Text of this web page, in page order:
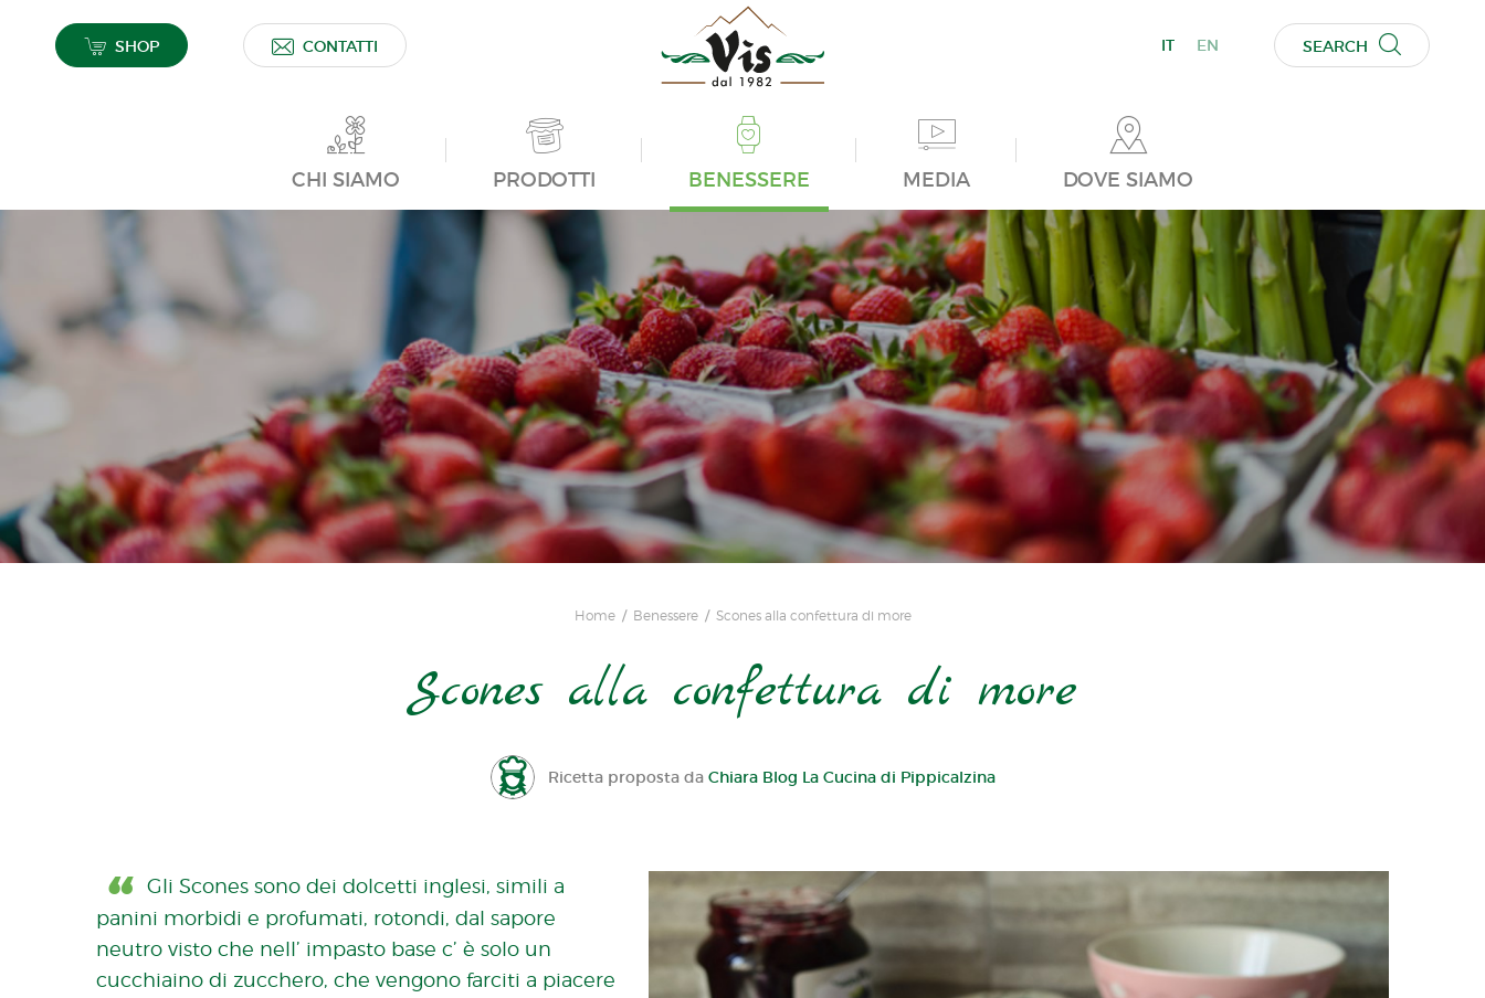
SHOP CONTATTI SEARCH
IT EN
CHI SIAMO PRODOTTI BENESSERE MEDIA DOVE SIAMO
Home Benessere Scones alla confettura di more
Scones alla confettura di more
Ricetta proposta da Chiara Blog La Cucina di Pippicalzina
Gli Scones sono dei dolcetti inglesi, simili a
panini morbidi e profumati, rotondi, dal sapore
neutro visto che nell’ impasto base c’ è solo un
cucchiaino di zucchero, che vengono farciti a piacere